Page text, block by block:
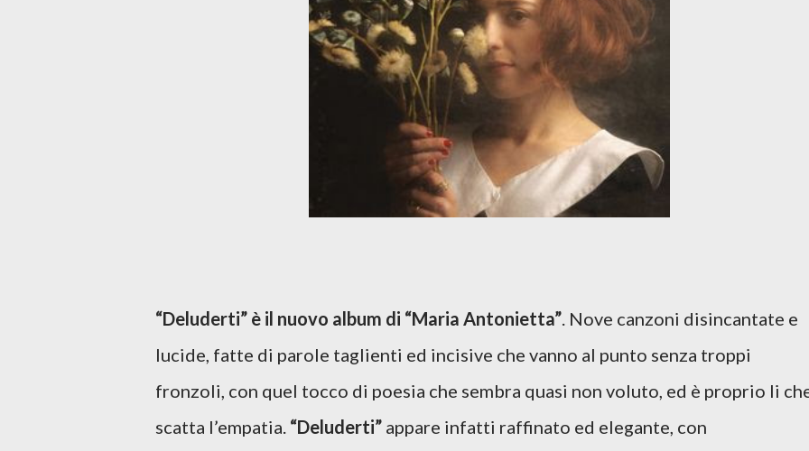
“Deluderti” è il nuovo album di “Maria Antonietta”. Nove canzoni disincantate e
lucide, fatte di parole taglienti ed incisive che vanno al punto senza troppi
fronzoli, con quel tocco di poesia che sembra quasi non voluto, ed è proprio li
scatta l’empatia. “Deluderti” appare infatti raffinato ed elegante, con